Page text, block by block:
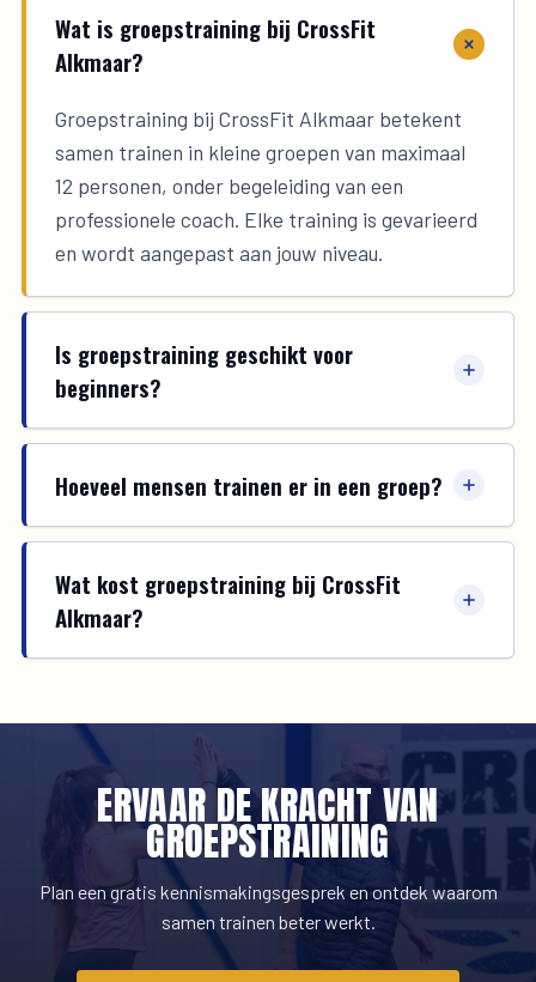
Wat is groepstraining bij CrossFit
Alkmaar?
Groepstraining bij CrossFit Alkmaar betekent
samen trainen in kleine groepen van maximaal
12 personen, onder begeleiding van een
professionele coach. Elke training is gevarieerd
en wordt aangepast aan jouw niveau.
Is groepstraining geschikt voor
beginners?
Hoeveel mensen trainen er in een groep?
Wat kost groepstraining bij CrossFit
Alkmaar?
ERVAAR DE KRACHT VAN
GROEPSTRAINING
Plan een gratis kennismakingsgesprek en ontdek waarom
samen trainen beter werkt.